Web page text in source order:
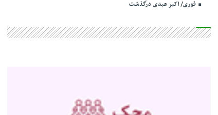
فوری/ اکبر عبدی درگذشت